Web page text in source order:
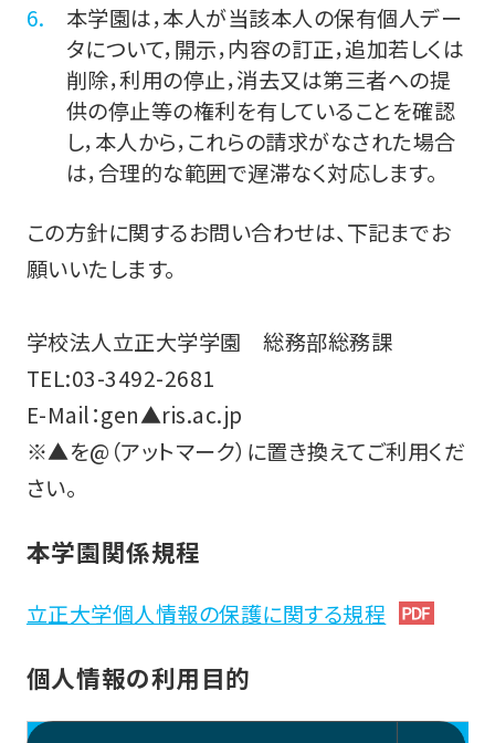
本学園は，本人が当該本人の保有個人デー
タについて，開示，内容の訂正，追加若しくは
削除，利用の停止，消去又は第三者への提
供の停止等の権利を有していることを確認
し，本人から，これらの請求がなされた場合
は，合理的な範囲で遅滞なく対応します。
この方針に関するお問い合わせは、下記までお
願いいたします。
学校法人立正大学学園 総務部総務課
TEL:03-3492-2681
E-Mail：gen▲ris.ac.jp
※▲を@（アットマーク）に置き換えてご利用くだ
さい。
本学園関係規程
立正大学個人情報の保護に関する規程
個人情報の利用目的